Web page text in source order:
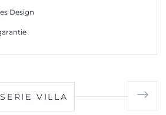
Design
SERIE VILLA